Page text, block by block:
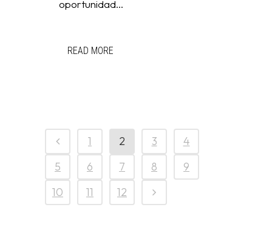
oportunidad...
READ MORE
1 2 3
4
5
6 7 8
9
10
11 12